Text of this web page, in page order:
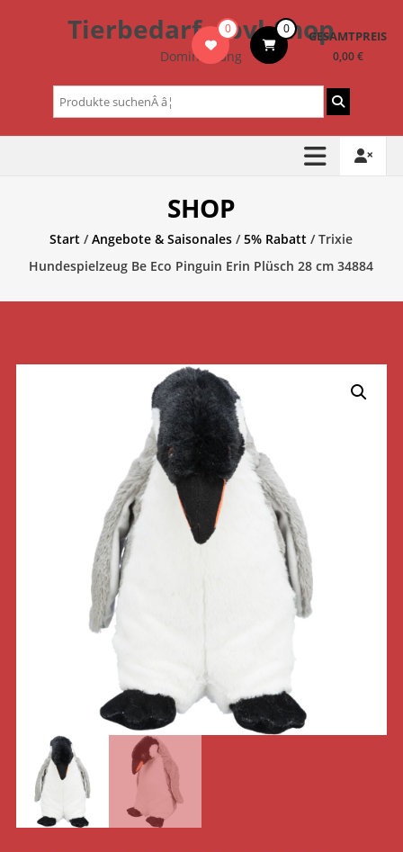
Tierbedarf – bvl-Shop
Dominik Lang
0 0 GESAMTPREIS
0,00 €
Suchen
nach:
SHOP
Start /Angebote & Saisonales /5% Rabatt / Trixie
Hundespielzeug Be Eco Pinguin Erin Plüsch 28 cm 34884